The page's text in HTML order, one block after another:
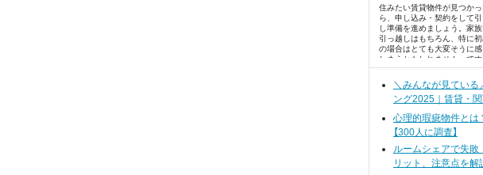
住みたい賃貸物件が見つかっ
ら、申し込み・契約をして引
し準備を進めましょう。家
引っ越しはもちろん、特に初
の場合はとても大変そうに感
しまうかもしれません。です
しっかりとサポートしてく
っ越し業者を選べば、思っ
よりも気軽にできるかもし
んよ。
＼みんなが見てい
ング2025｜賃貸・
心理的瑕疵物件とは
【300人に調査】
ルームシェアで失敗
リット、注意点を解